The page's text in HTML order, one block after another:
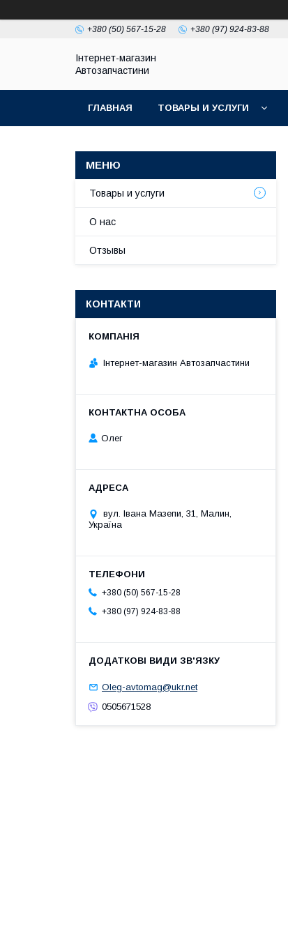
+380 (50) 567-15-28 +380 (97) 924-83-88
Інтернет-магазин
Автозапчастини
ГЛАВНАЯ ТОВАРЫ И УСЛУГИ
Товары и услуги
О нас
Отзывы
КОНТАКТИ
Інтернет-магазин Автозапчастини
Олег
вул. Івана Мазепи, 31, Малин,
Україна
+380 (50) 567-15-28
+380 (97) 924-83-88
Oleg-avtomag@ukr.net
0505671528